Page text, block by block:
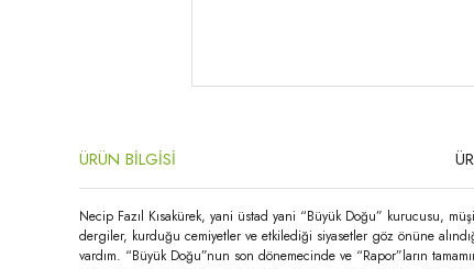
ÜRÜN BİLGİSİ
Necip Fazıl Kısakürek, yani üstad yani “Büyük Doğu” kurucusu,
dergiler, kurduğu cemiyetler ve etkilediği siyasetler göz önüne
vardım. “Büyük Doğu”nun son dönemecinde ve “Rapor”ların